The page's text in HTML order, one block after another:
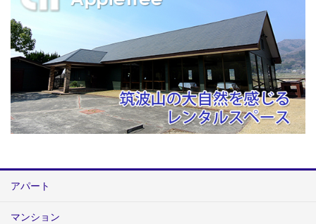
アパート
マンション